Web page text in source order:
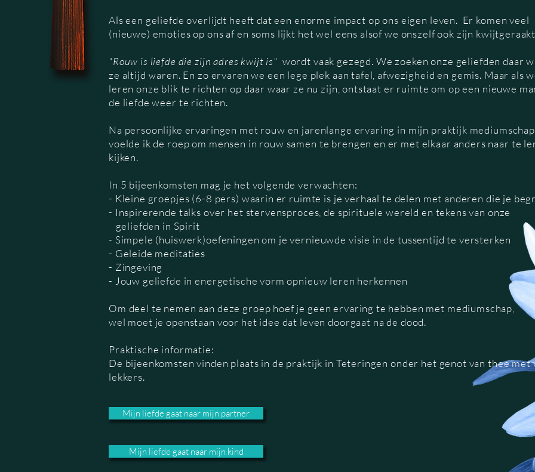
Als een geliefde overlijdt heeft dat een enorme impact op ons eigen leven. Er komen veel
(nieuwe) emoties op ons af en soms lijkt het wel eens alsof we onszelf ook zijn
"Rouw is liefde die zijn adres kwijt is" wordt vaak gezegd. We zoeken onze geliefden daar
ze altijd waren. En zo ervaren we een lege plek aan tafel, afwezigheid en gemis. Maar als
leren onze blik te richten op daar waar ze nu zijn, ontstaat er ruimte om op een nieuwe
de liefde weer te richten.
Na persoonlijke ervaringen met rouw en jarenlange ervaring in mijn praktijk
voelde ik de roep om mensen in rouw samen te brengen en er met elkaar anders naar te
kijken.
In 5 bijeenkomsten mag je het volgende verwachten:
- Kleine groepjes (6-8 pers) waarin er ruimte is je verhaal te delen met anderen die je
- Inspirerende talks over het stervensproces, de spirituele wereld en tekens van onze
geliefden in Spirit
- Simpele (huiswerk)oefeningen om je vernieuwde visie in de tussentijd te versterken
- Geleide meditaties
- Zingeving
- Jouw geliefde in energetische vorm opnieuw leren herkennen
Om deel te nemen aan deze groep hoef je geen ervaring te hebben met mediumschap,
wel moet je openstaan voor het idee dat leven doorgaat na de dood.
Praktische informatie:
De bijeenkomsten vinden plaats in de praktijk in Teteringen onder het genot van thee met
lekkers.
Mijn liefde gaat naar mijn kind
Mijn liefde gaat naar mijn partner